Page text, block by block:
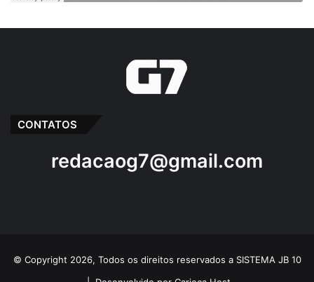
CONTATOS
redacaog7@gmail.com
© Copyright 2026, Todos os direitos reservados a SISTEMA JB 10